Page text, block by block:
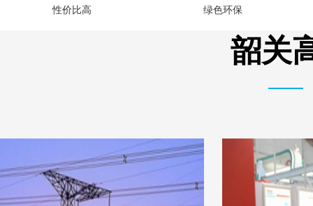
性价比高 绿色环保
韶关